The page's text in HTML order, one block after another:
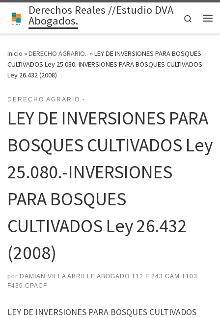
Saltar al contenido
Derechos Reales //Estudio DVA
Abogados.
Search
Inicio »DERECHO AGRARIO.-»LEY DE INVERSIONES PARA BOSQUES
CULTIVADOS Ley 25.080.-INVERSIONES PARA BOSQUES CULTIVADOS
Ley 26.432 (2008)
DERECHO AGRARIO.-
LEY DE INVERSIONES PARA
BOSQUES CULTIVADOS Ley
25.080.-INVERSIONES
PARA BOSQUES
CULTIVADOS Ley 26.432
(2008)
por DAMIAN VILLA ABRILLE ABOGADO T12 F 243 CAM T103
F430 CPACF
LEY DE INVERSIONES PARA BOSQUES CULTIVADOS